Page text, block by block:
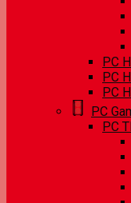
PC
PC
PC
PC
PC